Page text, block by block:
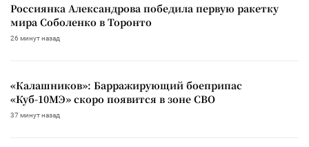
Россиянка Александрова победила первую ракетку
мира Соболенко в Торонто
26 минут назад
«Калашников»: Барражирующий боеприпас
«Куб-10МЭ» скоро появится в зоне СВО
37 минут назад